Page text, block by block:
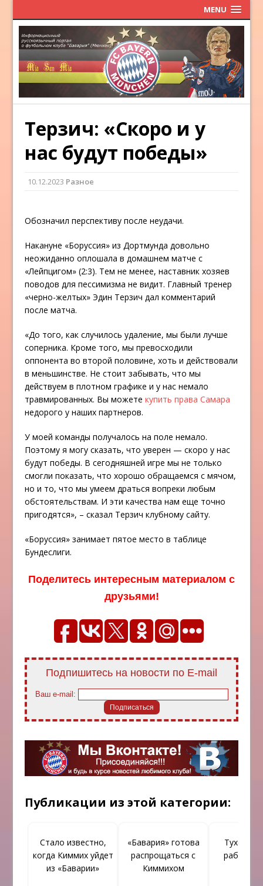
MENU
Терзич: «Скоро и у
нас будут победы»
10.12.2023 Разное
Обозначил перспективу после неудачи.
Накануне «Боруссия» из Дортмунда довольно
неожиданно оплошала в домашнем матче с
«Лейпцигом» (2:3). Тем не менее, наставник хозяев
поводов для пессимизма не видит. Главный тренер
«черно-желтых» Эдин Терзич дал комментарий
после матча.
«До того, как случилось удаление, мы были лучше
соперника. Кроме того, мы превосходили
оппонента во второй половине, хоть и действовали
в меньшинстве. Не стоит забывать, что мы
действуем в плотном графике и у нас немало
травмированных. Вы можетекупить права Самара
недорого у наших партнеров.
У моей команды получалось на поле немало.
Поэтому я могу сказать, что уверен — скоро у нас
будут победы. В сегодняшней игре мы не только
смогли показать, что хорошо обращаемся с мячом,
но и то, что мы умеем драться вопреки любым
обстоятельствам. И эти качества нам еще точно
пригодятся», – сказал Терзич клубному сайту.
«Боруссия» занимает пятое место в таблице
Бундеслиги.
Поделитесь интересным материалом с
друзьями!
Подпишитесь на новости по E-mail
Ваш e-mail:
Публикации из этой категории:
Стало известно,
когда Киммих уйдет
из «Баварии»
«Бавария» готова
распрощаться с
Киммихом
Тухель
работу